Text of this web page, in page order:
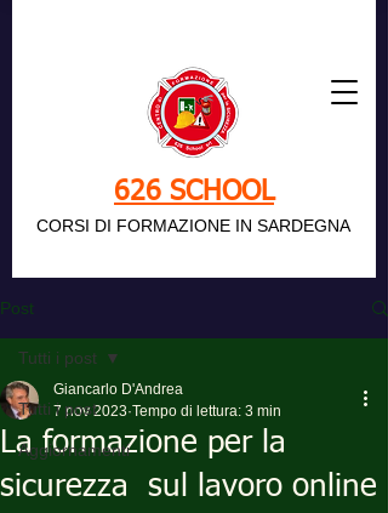
626 SCHOOL
CORSI DI FORMAZIONE IN SARDEGNA
Post
Tutti i post
Aggiornamenti
Tutti i post
La formazione per la
sicurezza sul lavoro online
Giancarlo D'Andrea
7 nov 2023 Tempo di lettura: 3 min